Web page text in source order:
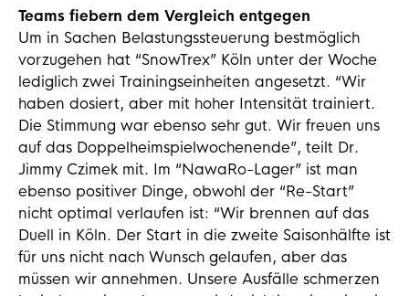
Teams fiebern dem Vergleich entgegen
Um in Sachen Belastungssteuerung bestmöglich
vorzugehen hat “SnowTrex” Köln unter der Woche
lediglich zwei Trainingseinheiten angesetzt. “Wir
haben dosiert, aber mit hoher Intensität trainiert.
Die Stimmung war ebenso sehr gut. Wir freuen uns
auf das Doppelheimspielwochenende”, teilt Dr.
Jimmy Czimek mit. Im “NawaRo-Lager” ist man
ebenso positiver Dinge, obwohl der “Re-Start”
nicht optimal verlaufen ist: “Wir brennen auf das
Duell in Köln. Der Start in die zweite Saisonhälfte ist
für uns nicht nach Wunsch gelaufen, aber das
müssen wir annehmen. Unsere Ausfälle schmerzen